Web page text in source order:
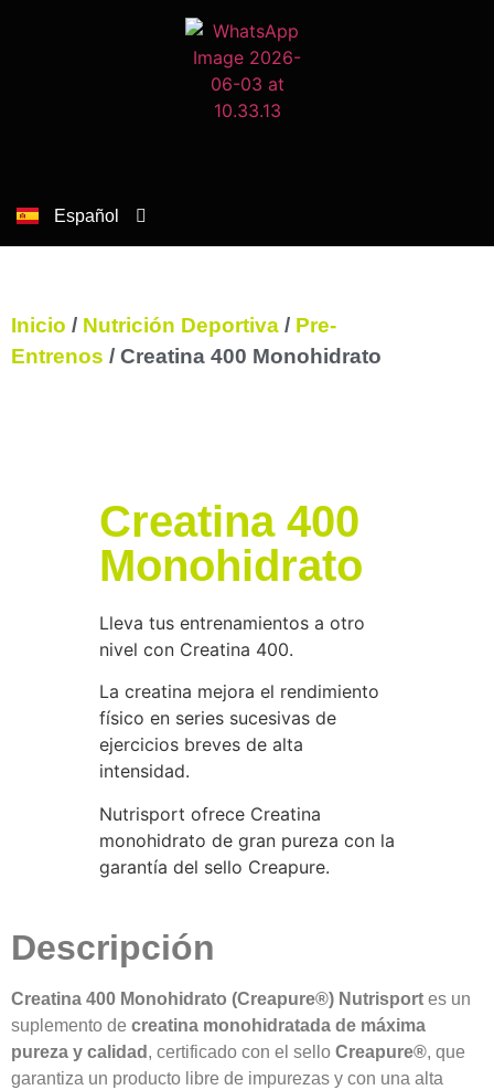
accesibilidad.
Español
Català
Inicio / Nutrición Deportiva / Pre-
Entrenos / Creatina 400 Monohidrato
Creatina 400
Monohidrato
Lleva tus entrenamientos a otro
nivel con Creatina 400.
La creatina mejora el rendimiento
físico en series sucesivas de
ejercicios breves de alta
intensidad.
Nutrisport ofrece Creatina
monohidrato de gran pureza con la
garantía del sello Creapure.
Descripción
Creatina 400 Monohidrato (Creapure®) Nutrisport es un
suplemento de creatina monohidratada de máxima
pureza y calidad , certificado con el sello Creapure®, que
garantiza un producto libre de impurezas y con una alta